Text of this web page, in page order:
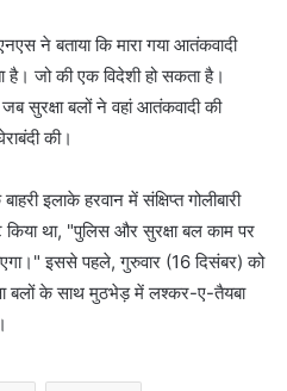
ने बताया कि मारा गया आतंकवादी
जो की एक विदेशी हो सकता है।
बलों ने वहां आतंकवादी की
की।
इलाके हरवान में संक्षिप्त गोलीबारी
था, "पुलिस और सुरक्षा बल काम पर
इससे पहले, गुरुवार (16 दिसंबर) को
बलों के साथ मुठभेड़ में लश्कर-ए-तैयबा